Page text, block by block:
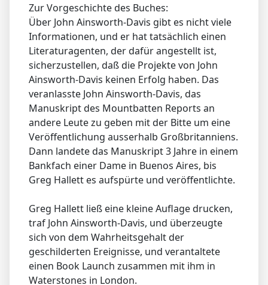
Zur Vorgeschichte des Buches:
Über John Ainsworth-Davis gibt es nicht viele
Informationen, und er hat tatsächlich einen
Literaturagenten, der dafür angestellt ist,
sicherzustellen, daß die Projekte von John
Ainsworth-Davis keinen Erfolg haben. Das
veranlasste John Ainsworth-Davis, das
Manuskript des Mountbatten Reports an
andere Leute zu geben mit der Bitte um eine
Veröffentlichung ausserhalb Großbritanniens.
Dann landete das Manuskript 3 Jahre in einem
Bankfach einer Dame in Buenos Aires, bis
Greg Hallett es aufspürte und veröffentlichte.
Greg Hallett ließ eine kleine Auflage drucken,
traf John Ainsworth-Davis, und überzeugte
sich von dem Wahrheitsgehalt der
geschilderten Ereignisse, und verantaltete
einen Book Launch zusammen mit ihm in
Waterstones in London.